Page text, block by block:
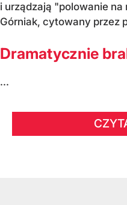
i urządzają "polowanie na
Górniak, cytowany przez
Dramatycznie
...